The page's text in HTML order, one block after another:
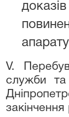
V.
служби та